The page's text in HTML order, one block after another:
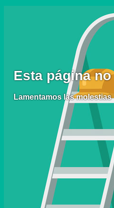
Esta página
Lamentamos las molestias